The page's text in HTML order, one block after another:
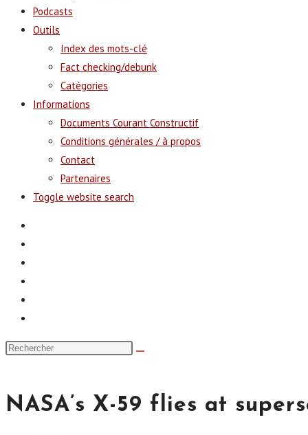
Podcasts
Outils
Index des mots-clé
Fact checking/debunk
Catégories
Informations
Documents Courant Constructif
Conditions générales / à propos
Contact
Partenaires
Toggle website search
NASA’s X-59 flies at